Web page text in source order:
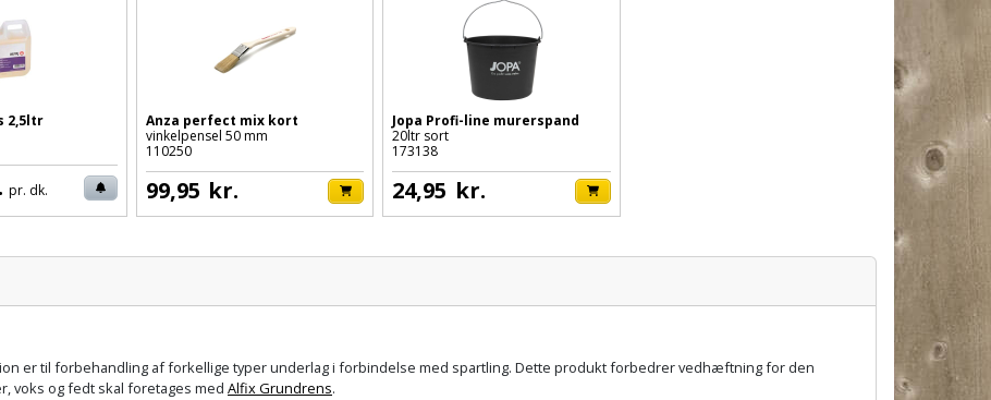
2,5ltr
pr. dk.
Anza perfect mix kort
vinkelpensel 50 mm
110250
99,95 kr.
Jopa Profi-line murerspand
20ltr sort
173138
24,95 kr.
Pris:
er til forbehandling af forkellige typer underlag i forbindelse med spartling. Dette produkt forbedrer vedhæftning for den
voks og fedt skal foretages med Alfix Grundrens.